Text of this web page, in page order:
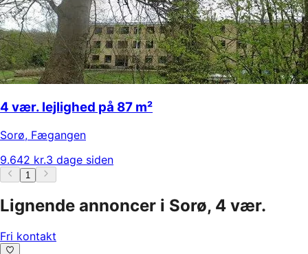
4 vær. lejlighed på 87 m²
Sorø, Fægangen
9.642 kr.3 dage siden
1
Lignende annoncer i Sorø, 4 vær.
Fri kontakt